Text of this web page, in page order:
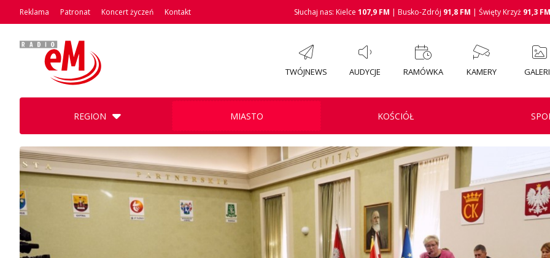
Reklama Patronat Koncert życzeń Kontakt Słuchaj nas: Kielce 107,9 FM | Busko-Zdrój 91,8 FM | Święty Krzyż 91,3 FM
TWÓJNEWS AUDYCJE RAMÓWKA KAMERY
REGION MIASTO KOŚCIÓŁ